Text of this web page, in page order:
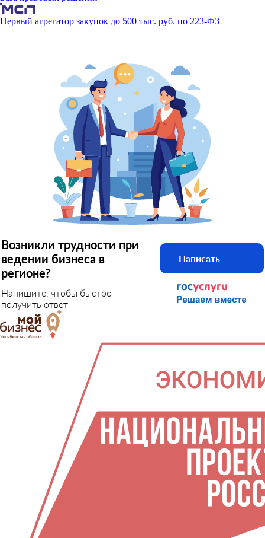
Первый агрегатор закупок до 500 тыс. руб. по 223-ФЗ
Возникли трудности при
ведении бизнеса в
регионе?
Напишите, чтобы быстро
получить ответ
Написать